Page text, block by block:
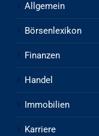
Allgemein
Börsenlexikon
Finanzen
Handel
Immobilien
Karriere